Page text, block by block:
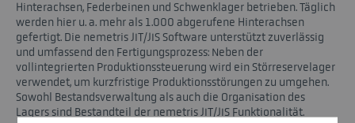
Hinterachsen, Federbeinen und Schwenklager betrieben. Täglich
werden hier u. a. mehr als 1.000 abgerufene Hinterachsen
gefertigt. Die nemetris JIT/JIS Software unterstützt zuverlässig
und umfassend den Fertigungsprozess: Neben der
vollintegrierten Produktionssteuerung wird ein Störreservelager
verwendet, um kurzfristige Produktionsstörungen zu umgehen.
Sowohl Bestandsverwaltung als auch die Organisation des
Lagers sind Bestandteil der nemetris JIT/JIS Funktionalität.